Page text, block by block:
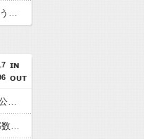
【乃木坂46】川﨑桜のバズの連鎖が止まらない！とうとう幼少期まで万バズ
鈴木奈々「垂れてたバストが上がった！」下着姿を公開！！！
かつて650万部を誇った ｢週刊少年ジャンプ｣ 発行部数が初の100万部割れに・・・